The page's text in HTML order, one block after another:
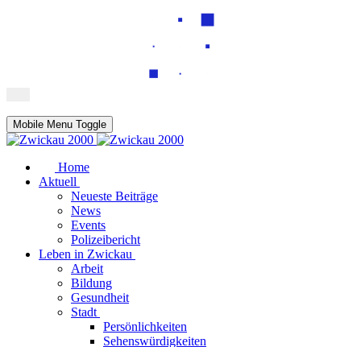
Mobile Menu Toggle
Home
Aktuell
Neueste Beiträge
News
Events
Polizeibericht
Leben in Zwickau
Arbeit
Bildung
Gesundheit
Stadt
Persönlichkeiten
Sehenswürdigkeiten